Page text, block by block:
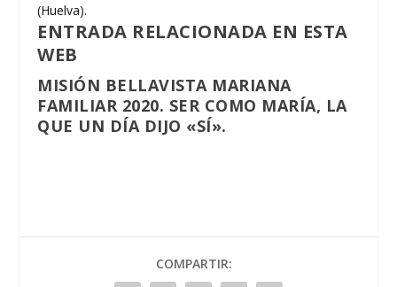
(Huelva).
ENTRADA RELACIONADA EN ESTA
WEB
MISIÓN BELLAVISTA MARIANA
FAMILIAR 2020. SER COMO MARÍA, LA
QUE UN DÍA DIJO «SÍ».
COMPARTIR: